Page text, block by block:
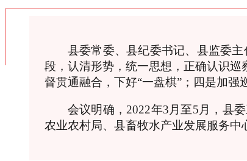
县委常委、县纪委书记、县监委
段，认清形势，统一思想，正确认识
督贯通融合，下好“一盘棋”；四是加强
会议明确，2022年3月至5月，县
农业农村局、县畜牧水产业发展服务中